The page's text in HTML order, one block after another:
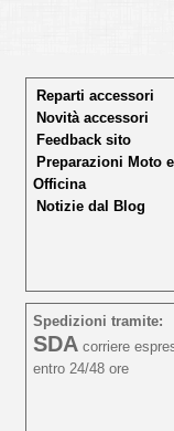
Reparti accessori
Novità accessori
Feedback sito
Preparazioni Moto e
Officina
Notizie dal Blog
Spedizioni tramite:
SDA corriere
entro 24/48 ore